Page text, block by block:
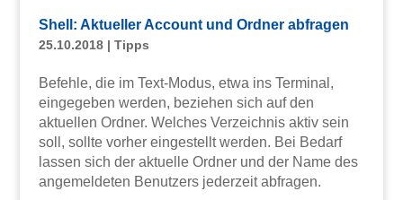
Shell: Aktueller Account und Ordner abfragen
25.10.2018| Tipps
Befehle, die im Text-Modus, etwa ins Terminal,
eingegeben werden, beziehen sich auf den
aktuellen Ordner. Welches Verzeichnis aktiv sein
soll, sollte vorher eingestellt werden. Bei Bedarf
lassen sich der aktuelle Ordner und der Name des
angemeldeten Benutzers jederzeit abfragen.